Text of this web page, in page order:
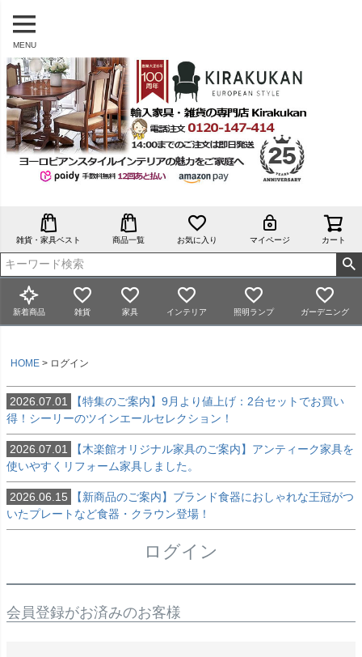
MENU
雑貨・家具ベスト 商品一覧 お気に入り マイページ カート
新着商品 雑貨 家具 インテリア 照明ランプ ガーデニング
HOME ログイン
2026.07.01
【特集のご案内】9月より値上げ：2台セットでお買い
得！シーリーのツインエールセレクション！
2026.07.01
【木楽館オリジナル家具のご案内】アンティーク家具を
使いやすくリフォーム家具しました。
2026.06.15
【新商品のご案内】ブランド食器におしゃれな王冠がつ
いたプレートなど食器・クラウン登場！
ログイン
会員登録がお済みのお客様